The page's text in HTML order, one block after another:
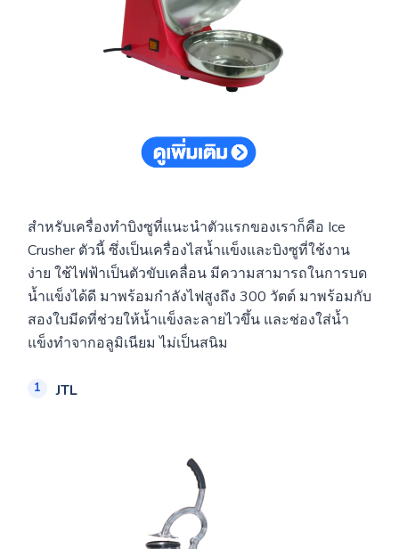
สำหรับเครื่องทำบิงซูที่แนะนำตัวแรกของเราก็คือ Ice
Crusher ตัวนี้ ซึ่งเป็นเครื่องไสน้ำแข็งและบิงซูที่ใช้งาน
ง่าย ใช้ไฟฟ้าเป็นตัวขับเคลื่อน มีความสามารถในการบด
น้ำแข็งได้ดี มาพร้อมกำลังไฟสูงถึง 300 วัตต์ มาพร้อมกับ
สองใบมีดที่ช่วยให้น้ำแข็งละลายไวขึ้น และช่องใส่น้ำ
แข็งทำจากอลูมิเนียม ไม่เป็นสนิม
JTL